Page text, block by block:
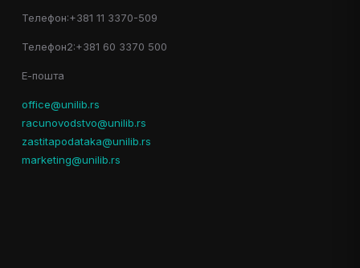
Телефон:+381 11 3370-509
Телефон2:+381 60 3370 500
Е-пошта
office@unilib.rs
racunovodstvo@unilib.rs
zastitapodataka@unilib.rs
marketing@unilib.rs